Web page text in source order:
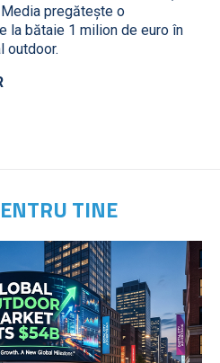
pregătește o
la bătaie 1 milion de euro în
outdoor.
TINE